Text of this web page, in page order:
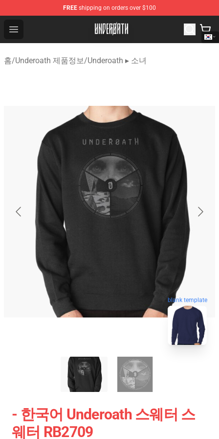
FREE shipping on orders over $100
Open menu
Underoath Store - Official Underoath Merchandise Shop
홈/Underoath 제품정보/Underoath ▸ 소녀
blank template
- 한국어 Underoath 스웨터 스
웨터 RB2709